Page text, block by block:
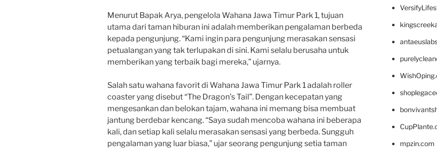
Menurut Bapak Arya, pengelola Wahana Jawa Timur Park 1, tujuan
utama dari taman hiburan ini adalah memberikan pengalaman berbeda
kepada pengunjung. “Kami ingin para pengunjung merasakan sensasi
petualangan yang tak terlupakan di sini. Kami selalu berusaha untuk
memberikan yang terbaik bagi mereka,” ujarnya.
Salah satu wahana favorit di Wahana Jawa Timur Park 1 adalah roller
coaster yang disebut “The Dragon’s Tail”. Dengan kecepatan yang
mengesankan dan belokan tajam, wahana ini memang bisa membuat
jantung berdebar kencang. “Saya sudah mencoba wahana ini beberapa
kali, dan setiap kali selalu merasakan sensasi yang berbeda. Sungguh
pengalaman yang luar biasa,” ujar seorang pengunjung setia taman
mpzin.com